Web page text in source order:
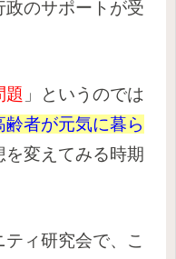
のサポートが受
題 」というのでは
齢者が元気に暮ら
を変えてみる時期
ィ研究会で、こ